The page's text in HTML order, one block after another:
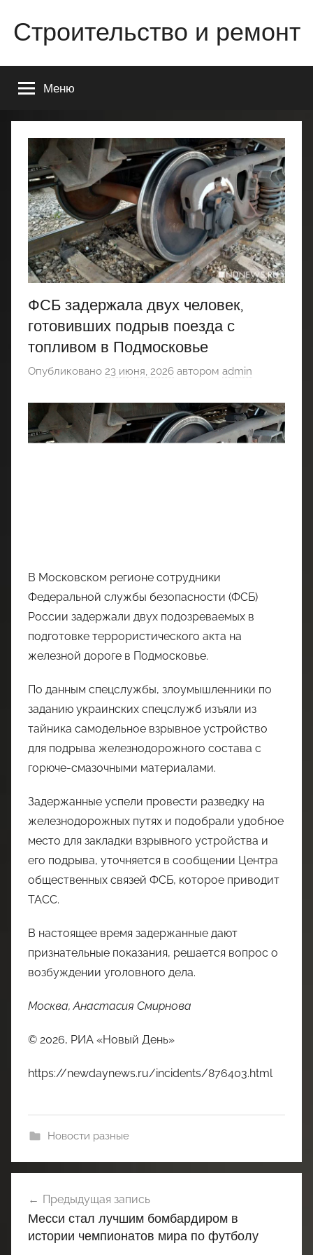
содержимому
Строительство и ремонт
строительстве
ремонте
Вашего
дома
квартиры
Меню
ФСБ задержала двух человек,
готовивших подрыв поезда с
топливом в Подмосковье
Опубликовано 23 июня, 2026 автором admin
В Московском регионе сотрудники
Федеральной службы безопасности (ФСБ)
России задержали двух подозреваемых в
подготовке террористического акта на
железной дороге в Подмосковье.
По данным спецслужбы, злоумышленники по
заданию украинских спецслужб изъяли из
тайника самодельное взрывное устройство
для подрыва железнодорожного состава с
горюче-смазочными материалами.
Задержанные успели провести разведку на
железнодорожных путях и подобрали удобное
место для закладки взрывного устройства и
его подрыва, уточняется в сообщении Центра
общественных связей ФСБ, которое приводит
ТАСС.
В настоящее время задержанные дают
признательные показания, решается вопрос о
возбуждении уголовного дела.
Москва, Анастасия Смирнова
© 2026, РИА «Новый День»
https://newdaynews.ru/incidents/876403.html
Новости разные
по
записям
Предыдущая запись
Месси стал лучшим бомбардиром в
истории чемпионатов мира по футболу